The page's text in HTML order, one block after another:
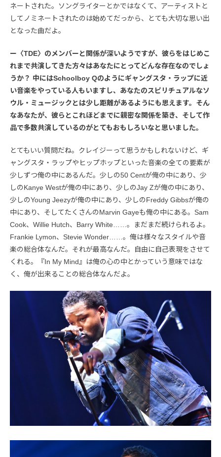
ネートされた。ソングライターとかではなくて、アーティストと
してノミネートされたのは始めてだっから、とても大切な思い出
となった曲だよ。
ー〈TDE〉のメンバーと関係が深いようですが、彼らをはじめこ
れまで共演してきた方々はあなたにとってどんな存在なのでしょ
うか？ 中にはSchoolboy Qのようにギャングスタ・ラップに近
い音楽をやっている人もいますし、あなたのスピリチュアルなソ
ウル・ミュージックとは少し距離があるようにも思えます。そん
なあなたが、彼らとこれほどまでに親密な関係を築き、そして作
品で多数共演しているのがとてもおもしろいなと思いました。
とてもいい質問だね。クレイジーって思うかもしれないけど、ギ
ャングスタ・ラップやヒップホップといった音楽の全ての要素が
少しずつ俺の中にあるんだ。少しの50 Centが俺の中にあり、少
しのKanye Westが俺の中にあり、少しのJay Zが俺の中にあり、
少しのYoung Jeezyが俺の中にあり、少しのFreddy Gibbsが俺の
中にあり、そしてたくさんのMarvin Gayeも俺の中にある。Sam
Cook、Willie Hutch、Barry White……。まだまだ続けられるよ。
Frankie Lymon、Stevie Wonder……。俺は様々なスタイルや音
楽の総合体なんだ。それが最高なんだ。自由に自己表現をさせて
くれる。『In My Mind』は俺の心の中とかっていう意味ではな
く、俺が出来ることの総合体なんだよ。